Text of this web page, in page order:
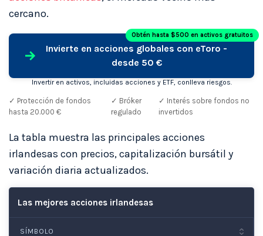
cercano.
Invierte en acciones globales con eToro -
desde 50 €
Obtén hasta $500 en activos gratuitos
Invertir en activos, incluidas acciones y ETF, conlleva riesgos.
✓ Protección de fondos
hasta 20.000 €
✓ Bróker
regulado
✓ Interés sobre fondos no
invertidos
La tabla muestra las principales acciones
irlandesas con precios, capitalización bursátil y
variación diaria actualizados.
Las mejores acciones irlandesas
SÍMBOLO